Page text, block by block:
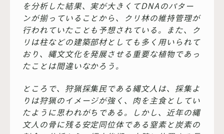
を分析した結果、実が大きくてDNAのパター
ンが揃っていることから、クリ林の維持管理が
行われていたことも予想されている。また、ク
リは柱などの建築部材としても多く用いられて
おり、縄文文化を発展させる重要な植物であっ
たことは間違いなかろう。
ところで、狩猟採集民である縄文人は、採集よ
りは狩猟のイメージが強く、肉を主食としてい
たように思われがちである。しかし、近年の縄
文人の骨に残る安定同位体である窒素と炭素の